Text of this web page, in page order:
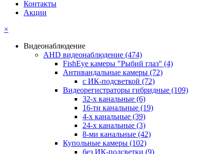
Контакты
Акции
×
Видеонаблюдение
AHD видеонаблюдение (474)
FishEye камеры "Рыбий глаз" (4)
Антивандальные камеры (72)
с ИК-подсветкой (72)
Видеорегистраторы гибридные (109)
32-х канальные (6)
16-ти канальные (19)
4-х канальные (39)
24-х канальные (3)
8-ми канальные (42)
Купольные камеры (102)
без ИК-подсветки (9)